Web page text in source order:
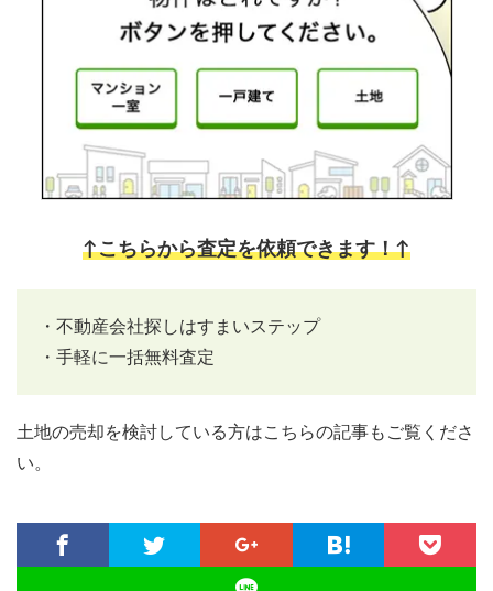
↑こちらから査定を依頼できます！↑
・不動産会社探しはすまいステップ
・手軽に一括無料査定
土地の売却を検討している方はこちらの記事もご覧くださ
い。